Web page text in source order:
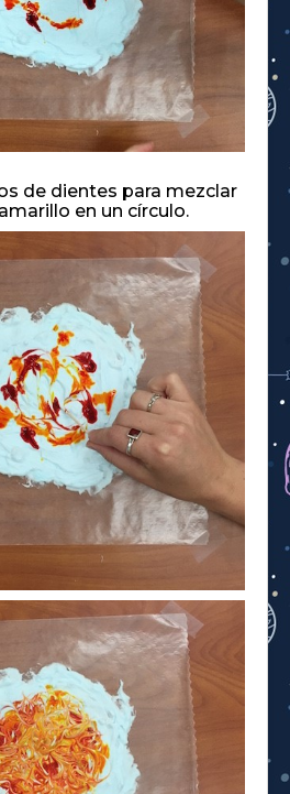
de dientes para mezclar
en un círculo.